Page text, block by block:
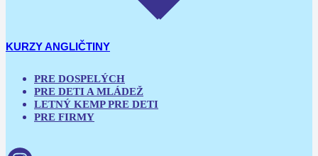
KURZY ANGLIČTINY
PRE DOSPELÝCH
PRE DETI A MLÁDEŽ
LETNÝ KEMP PRE DETI
PRE FIRMY